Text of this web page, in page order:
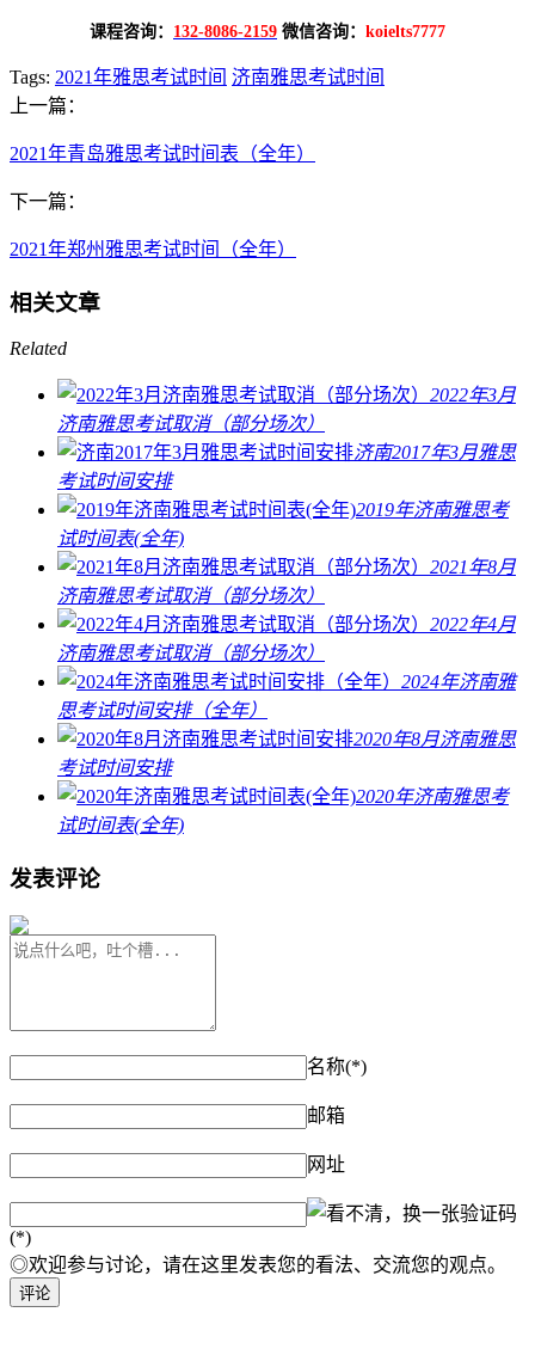
课程咨询： 132-8086-2159 微信咨询： koielts7777
Tags: 2021年雅思考试时间 济南雅思考试时间
上一篇：
2021年青岛雅思考试时间表（全年）
下一篇：
2021年郑州雅思考试时间（全年）
相关文章
Related
2022年3月
济南雅思考试取消（部分场次）
济南2017年3月雅思
考试时间安排
2019年济南雅思考
试时间表(全年)
2021年8月
济南雅思考试取消（部分场次）
2022年4月
济南雅思考试取消（部分场次）
2024年济南雅
思考试时间安排（全年）
2020年8月济南雅思
考试时间安排
2020年济南雅思考
试时间表(全年)
发表评论
名称(*)
邮箱
网址
验证码
(*)
◎欢迎参与讨论，请在这里发表您的看法、交流您的观点。